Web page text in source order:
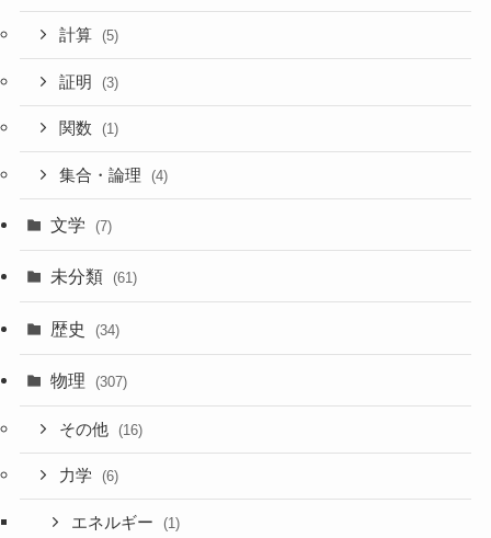
計算 (5)
証明 (3)
関数 (1)
集合・論理 (4)
文学 (7)
未分類 (61)
歴史 (34)
物理 (307)
その他 (16)
力学 (6)
エネルギー (1)